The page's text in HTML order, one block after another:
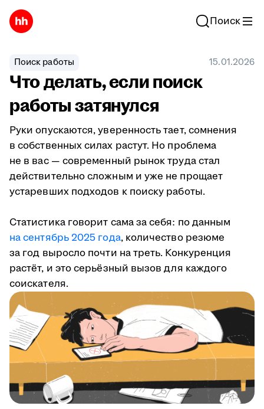
Поиск
Поиск работы 15.01.2026
Что делать, если поиск
работы затянулся
Руки опускаются, уверенность тает, сомнения
в собственных силах растут. Но проблема
не в вас — современный рынок труда стал
действительно сложным и уже не прощает
устаревших подходов к поиску работы.
Статистика говорит сама за себя: по данным
на сентябрь 2025 года, количество резюме
за год выросло почти на треть. Конкуренция
растёт, и это серьёзный вызов для каждого
соискателя.